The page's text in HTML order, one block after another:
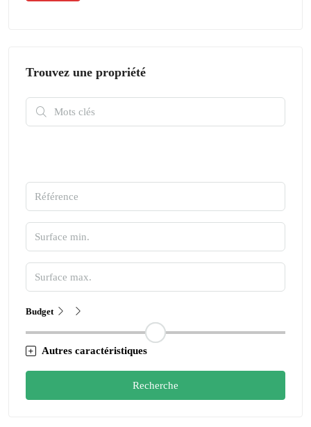
Trouvez une propriété
Budget
Autres caractéristiques
Recherche